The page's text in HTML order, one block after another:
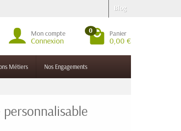
Blog
Mon compte
Connexion
0 Panier
0,00 €
Métiers Nos Engagements